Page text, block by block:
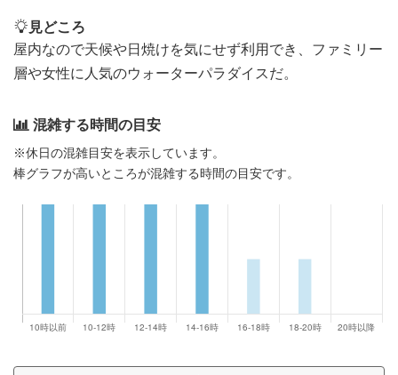
見どころ
屋内なので天候や日焼けを気にせず利用でき、ファミリー
層や女性に人気のウォーターパラダイスだ。
混雑する時間の目安
※休日の混雑目安を表示しています。
棒グラフが高いところが混雑する時間の目安です。